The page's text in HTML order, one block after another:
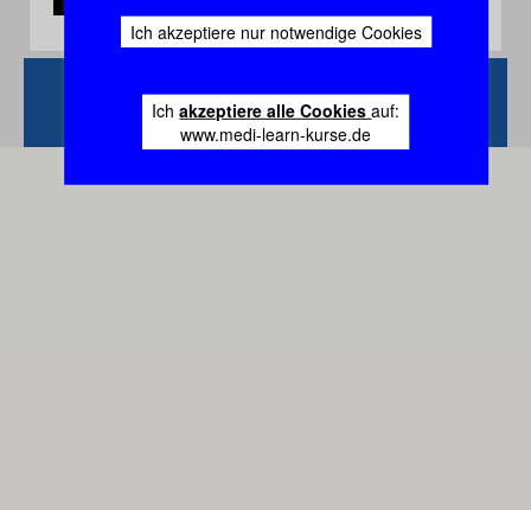
Ich akzeptiere nur notwendige Cookies
Ichakzeptiere alle Cookiesauf:
www.medi-learn-kurse.de
Zurück
Vertrag
widerrufen